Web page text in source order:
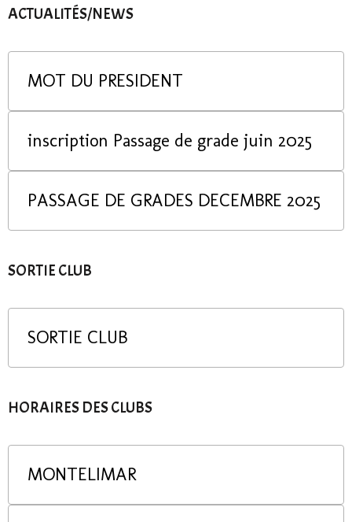
ACTUALITÉS/NEWS
MOT DU PRESIDENT
inscription Passage de grade juin 2025
PASSAGE DE GRADES DECEMBRE 2025
SORTIE CLUB
SORTIE CLUB
HORAIRES DES CLUBS
MONTELIMAR